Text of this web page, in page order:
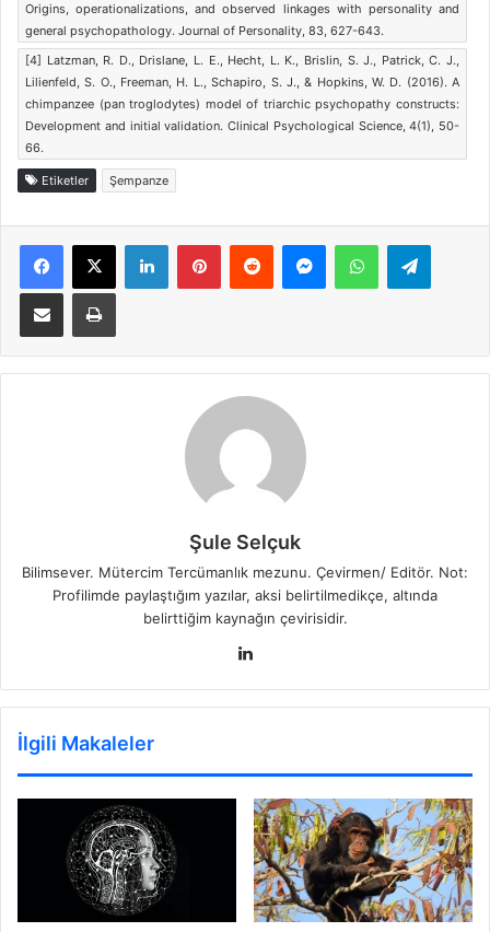
Origins, operationalizations, and observed linkages with personality and
general psychopathology. Journal of Personality, 83, 627-643.
[4] Latzman, R. D., Drislane, L. E., Hecht, L. K., Brislin, S. J., Patrick, C. J.,
Lilienfeld, S. O., Freeman, H. L., Schapiro, S. J., & Hopkins, W. D. (2016). A
chimpanzee (pan troglodytes) model of triarchic psychopathy constructs:
Development and initial validation. Clinical Psychological Science, 4(1), 50-
66.
Etiketler Şempanze
Facebook
X LinkedInPinterestReddit MessengerWhatsApp
E-Posta ile paylaş Yazdır
Şule Selçuk
Bilimsever. Mütercim Tercümanlık mezunu. Çevirmen/ Editör. Not:
Profilimde paylaştığım yazılar, aksi belirtilmedikçe, altında
belirttiğim kaynağın çevirisidir.
İlgili Makaleler